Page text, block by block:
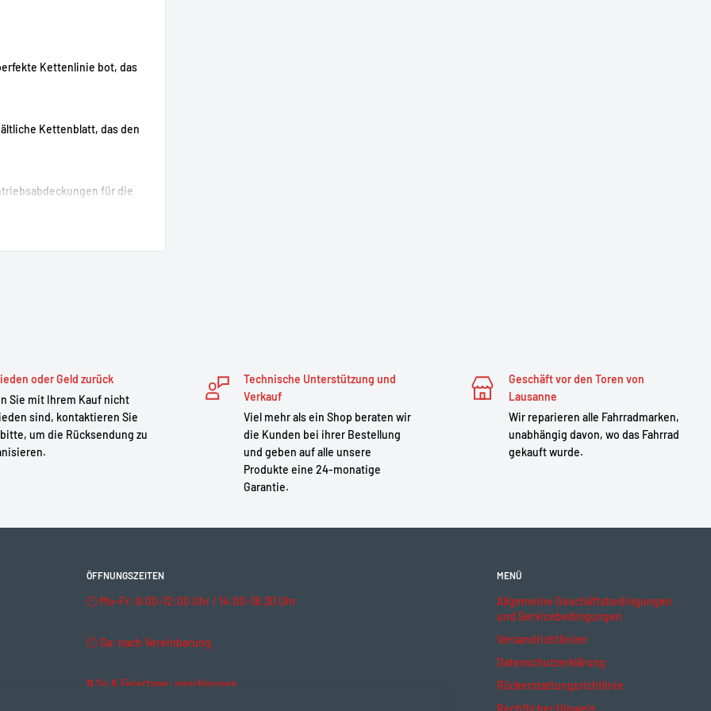
Kettenlinie bot, das
Kettenblatt, das den
für die
Spacer.
vor dem Einfädeln der
Drivecover verwenden.
oder Geld zurück
Sie mit Ihrem Kauf nicht
sind, kontaktieren Sie
um die Rücksendung zu
Technische Unterstützung und
Verkauf
Viel mehr als ein Shop beraten wir
die Kunden bei ihrer Bestellung
und geben auf alle unsere
Produkte eine 24-monatige
Garantie.
Geschäft vor den Toren von
Lausanne
Wir reparieren alle Fahrradmarken,
unabhängig davon, wo das Fahrrad
gekauft wurde.
ÖFFNUNGSZEITEN
🕘 Mo–Fr: 9:00–12:00 Uhr / 14:00–18:30 Uhr
🕘 Sa: nach Vereinbarung.
🔒 So & Feiertage: geschlossen
MENÜ
Allgemeine Geschäftsbedingungen
und Servicebedingungen
Versandrichtlinien
Datenschutzerklärung
Rückerstattungsrichtlinie